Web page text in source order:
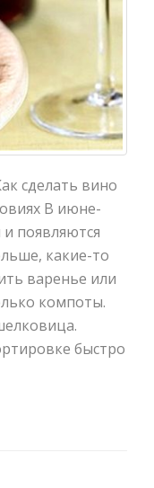
сделать вино
В июне-
появляются
какие-то
варенье или
компоты.
быстро